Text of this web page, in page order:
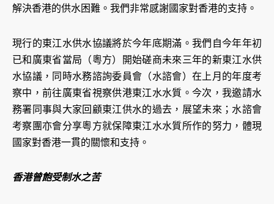
解決香港的供水困難。我們非常感謝國家對香港的支持。
現行的東江水供水協議將於今年底期滿。我們自今年年初
已和廣東省當局（粵方）開始磋商未來三年的新東江水供
水協議，同時水務諮詢委員會（水諮會）在上月的年度考
察中，前往廣東省視察供港東江水水質。今次，我邀請水
務署同事與大家回顧東江供水的過去，展望未來；水諮會
考察團亦會分享粵方就保障東江水水質所作的努力，體現
國家對香港一貫的關懷和支持。
香港曾飽受制水之苦